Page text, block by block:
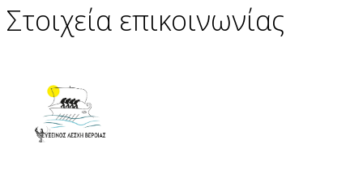
Στοιχεία επικοινωνίας